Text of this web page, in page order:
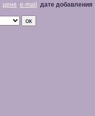
цене e-mail дате добавления